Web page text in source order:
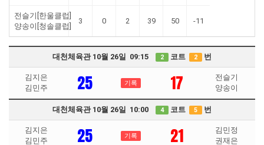
전슬기[한울클럽]
양송이[청솔클럽]
3 0 2 39 50 -11
대천체육관 10월 26일 09:15 2 코트 2 번
김지은
김민주
25 기록 17
전슬기
양송이
대천체육관 10월 26일 10:00 4 코트 5 번
김지은
김민주
25 기록 21
김민정
권재은